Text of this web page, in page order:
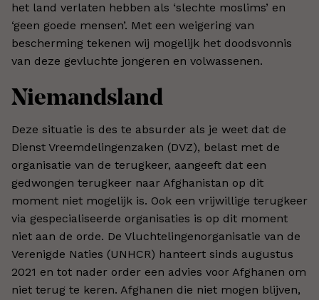
het land verlaten hebben als ‘slechte moslims’ en
‘geen goede mensen’. Met een weigering van
bescherming tekenen wij mogelijk het doodsvonnis
van deze gevluchte jongeren en volwassenen.
Niemandsland
Deze situatie is des te absurder als je weet dat de
Dienst Vreemdelingenzaken (DVZ), belast met de
organisatie van de terugkeer, aangeeft dat een
gedwongen terugkeer naar Afghanistan op dit
moment niet mogelijk is. Ook een vrijwillige terugkeer
via gespecialiseerde organisaties is op dit moment
niet aan de orde. De Vluchtelingenorganisatie van de
Verenigde Naties (UNHCR) hanteert sinds augustus
2021 en tot nader order een advies voor Afghanen om
niet terug te keren. Afghanen die niet mogen blijven,